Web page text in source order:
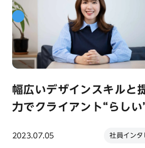
幅広いデザインスキルと
力でクライアント“らしい
クデザイナー・矢田恵理
2023.07.05 社員インタ